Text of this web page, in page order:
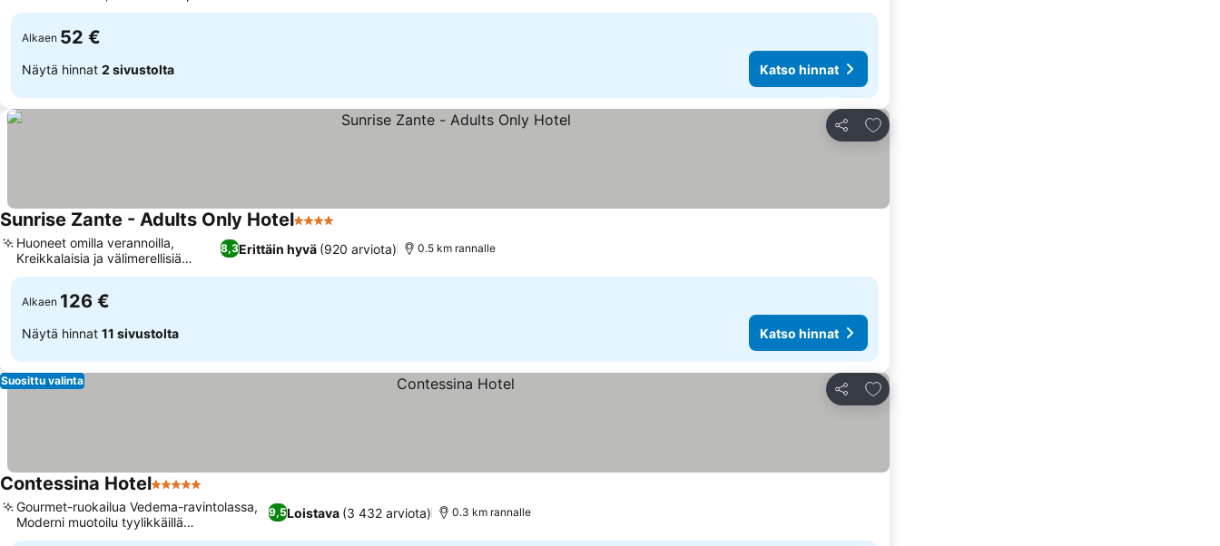
lähellä
Alkaen 52 €
Näytä hinnat 2 sivustolta Katso hinnat
Jaa
Lisää suosikkeihin
Sunrise Zante - Adults Only Hotel4 Tähtiluokitus
8,3Erittäin hyvä (920 arviota)
Huoneet omilla verannoilla,
Kreikkalaisia ja välimerellisiä
herkkuja
0.5 km rannalle
Alkaen 126 €
Näytä hinnat 11 sivustolta Katso hinnat
Jaa
Lisää suosikkeihin
Suosittu valinta
Contessina Hotel5 Tähtiluokitus
9,5Loistava (3 432 arviota)
Gourmet-ruokailua Vedema-ravintolassa,
Moderni muotoilu tyylikkäillä
yksityiskohdilla
0.3 km rannalle